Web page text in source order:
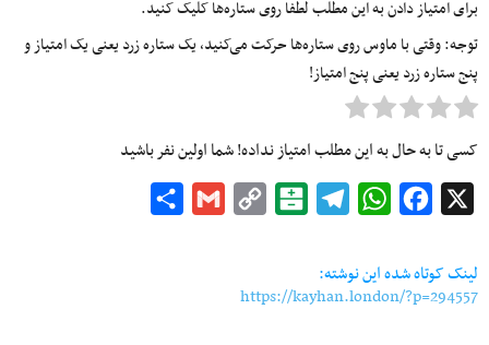
برای امتیاز دادن به این مطلب لطفا روی ستاره‌ها کلیک کنید.
توجه: وقتی با ماوس روی ستاره‌ها حرکت می‌کنید، یک ستاره زرد یعنی یک امتیاز و
پنج ستاره زرد یعنی پنج امتیاز!
کسی تا به حال به این مطلب امتیاز نداده! شما اولین نفر باشید
Facebook
WhatsApp
Telegram
Balatarin
Copy
Gmail
لینک کوتاه شده این نوشته:
https://kayhan.london/?p=294557